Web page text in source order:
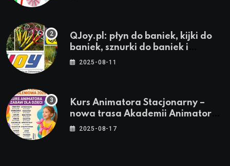
QJoy.pl: płyn do baniek, kijki do
baniek, sznurki do baniek i
zestawy do baniek
2025-08-11
Kurs Animatora Stacjonarny –
nowa trasa Akademii Animatora
– jesień 2025
2025-08-17